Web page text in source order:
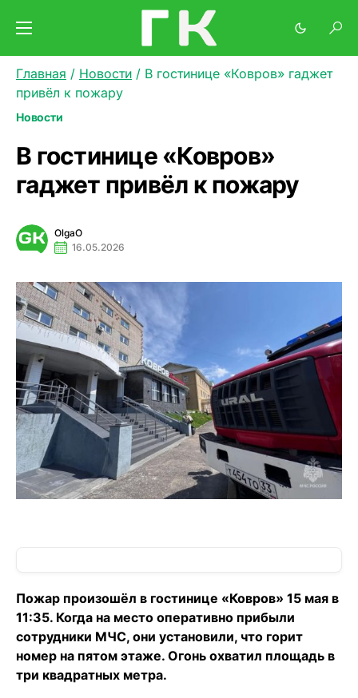
Главная / Новости / В гостинице «Ковров» гаджет
привёл к пожару
Новости
В гостинице «Ковров»
гаджет привёл к пожару
OlgaO
16.05.2026
Пожар произошёл в гостинице «Ковров» 15 мая в
11:35. Когда на место оперативно прибыли
сотрудники МЧС, они установили, что горит
номер на пятом этаже. Огонь охватил площадь в
три квадратных метра.